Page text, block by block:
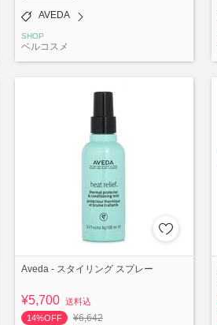
AVEDA
SHOP
ベルコスメ
Aveda - スタイリング スプレー
¥5,700 送料込
14%OFF
¥6,642